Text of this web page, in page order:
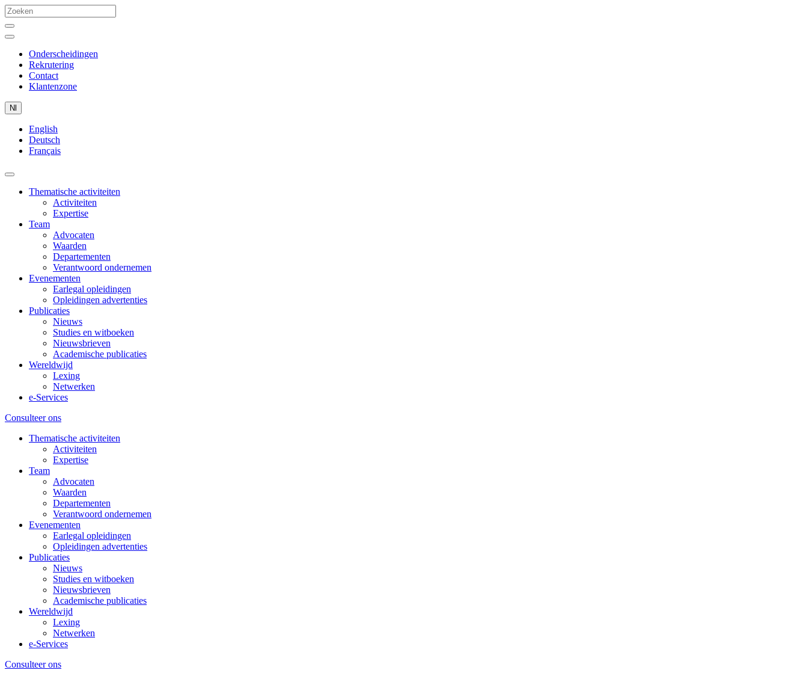
Onderscheidingen
Rekrutering
Contact
Klantenzone
Nl
English
Deutsch
Français
Thematische activiteiten
Activiteiten
Expertise
Team
Advocaten
Waarden
Departementen
Verantwoord ondernemen
Evenementen
Earlegal opleidingen
Opleidingen advertenties
Publicaties
Nieuws
Studies en witboeken
Nieuwsbrieven
Academische publicaties
Wereldwijd
Lexing
Netwerken
e-Services
Consulteer ons
Thematische activiteiten
Activiteiten
Expertise
Team
Advocaten
Waarden
Departementen
Verantwoord ondernemen
Evenementen
Earlegal opleidingen
Opleidingen advertenties
Publicaties
Nieuws
Studies en witboeken
Nieuwsbrieven
Academische publicaties
Wereldwijd
Lexing
Netwerken
e-Services
Consulteer ons